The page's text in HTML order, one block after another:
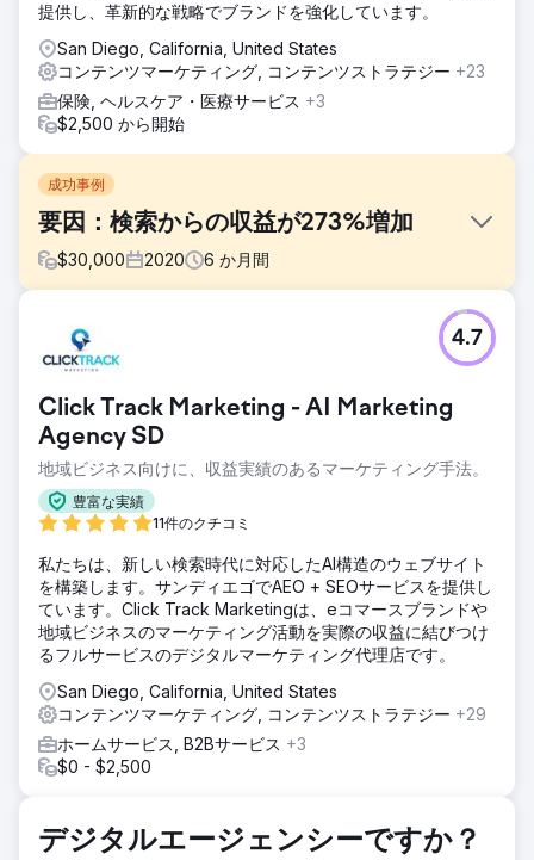
提供し、革新的な戦略でブランドを強化しています。
San Diego, California, United States
コンテンツマーケティング, コンテンツストラテジー +23
保険, ヘルスケア・医療サービス +3
$2,500 から開始
成功事例
要因：検索からの収益が273%増加
$30,000 2020 6 か月間
Factorには、ケトダイエットやパレオダイエットといった特
定の食事法を探している顧客向けに最適化されたSEO対策済
法分野に対応した拡張性の高い高性能ページの作成を制限し
ていた。
ソリューション
FactorのルートドメインをHubSpotに移行することで、ペー
ジ作成の効率化を図り、その後、階層化されたピラーページ
戦略を展開しました。これには、オーガニックトラフィック
を増やすための「ケトダイエット入門」などの教育ページ
や、オーガニック検索からの収益を促進するための「パレオ
ダイエットの食事宅配サービス」などの製品に特化したペー
ジが含まれています。
結果
この施策により、オーガニック検索からの収益は273%、オ
ーガニック検索からのトラフィックは248%、月間オーガニ
ックセッション数は19万1000件増加しました。また、上位3
位のキーワードのランキングは13%上昇し、ランキングキー
ワードの総数は63%増加しました。
エージェンシーページに移動
Click Track Marketing - AI Marketing
Agency SD
地域ビジネス向けに、収益実績のあるマーケティング手法。
豊富な実績
11件のクチコミ
4.7
私たちは、新しい検索時代に対応したAI構造のウェブサイト
を構築します。サンディエゴでAEO + SEOサービスを提供し
ています。Click Track Marketingは、eコマースブランドや
地域ビジネスのマーケティング活動を実際の収益に結びつけ
るフルサービスのデジタルマーケティング代理店です。
San Diego, California, United States
コンテンツマーケティング, コンテンツストラテジー +29
ホームサービス, B2Bサービス +3
$0 - $2,500
デジタルエージェンシーですか？